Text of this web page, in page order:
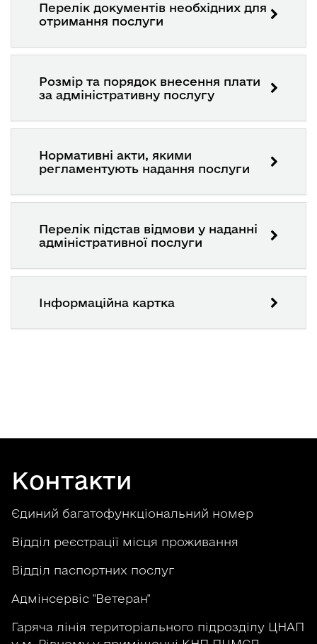
Перелік документів необхідних для
отримання послуги
Розмір та порядок внесення плати
за адміністративну послугу
Нормативні акти, якими
регламентують надання послуги
Перелік підстав відмови у наданні
адміністративної послуги
Інформаційна картка
Контакти
Єдиний багатофункціональний номер
Відділ реєстрації місця проживання
Відділ паспортних послуг
Адмінсервіс "Ветеран"
Гаряча лінія територіального підрозділу ЦНАП